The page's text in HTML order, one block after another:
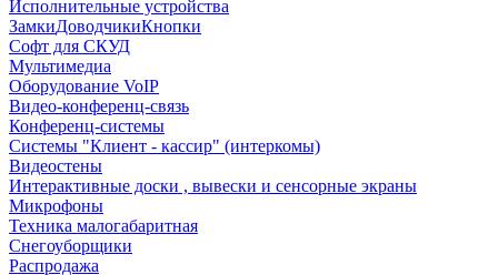
Исполнительные устройства
ЗамкиДоводчикиКнопки
Софт для СКУД
Мультимедиа
Оборудование VoIP
Видео-конференц-связь
Конференц-системы
Системы "Клиент - кассир" (интеркомы)
Видеостены
Интерактивные доски , вывески и сенсорные экраны
Микрофоны
Техника малогабаритная
Снегоуборщики
Распродажа